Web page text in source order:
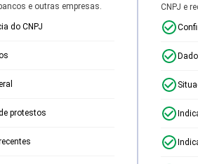
e outras empresas.
do CNPJ
protestos
CNPJ e